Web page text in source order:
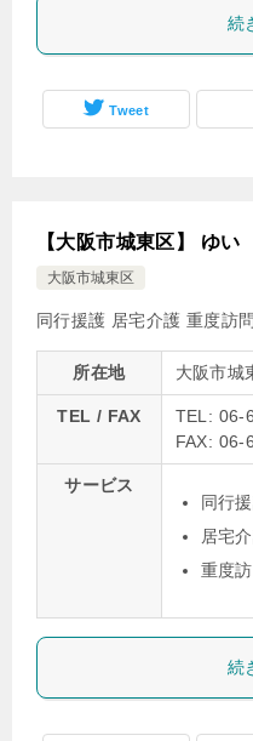
続
Tweet
【大阪市城東区】 ゆい
大阪市城東区
同行援護 居宅介護 重度訪
所在地 大阪市城
TEL / FAX
TEL: 06-
FAX: 06-
サービス
同行
居宅
重度
続